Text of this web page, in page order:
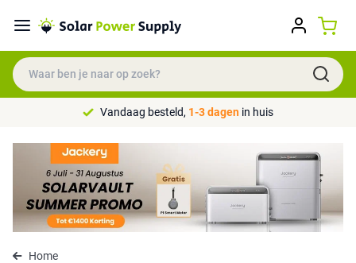
Vandaag besteld, 1-3 dagen in huis
Home